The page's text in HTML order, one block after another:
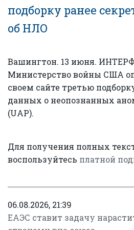
подборку ранее
об НЛО
Вашингтон. 13 июня.
Министерство войны США
своем сайте третью
данных о неопознанных
(UAP).
Для получения полных
воспользуйтесь платной
06.08.2026, 21:39
ЕАЭС ставит задачу